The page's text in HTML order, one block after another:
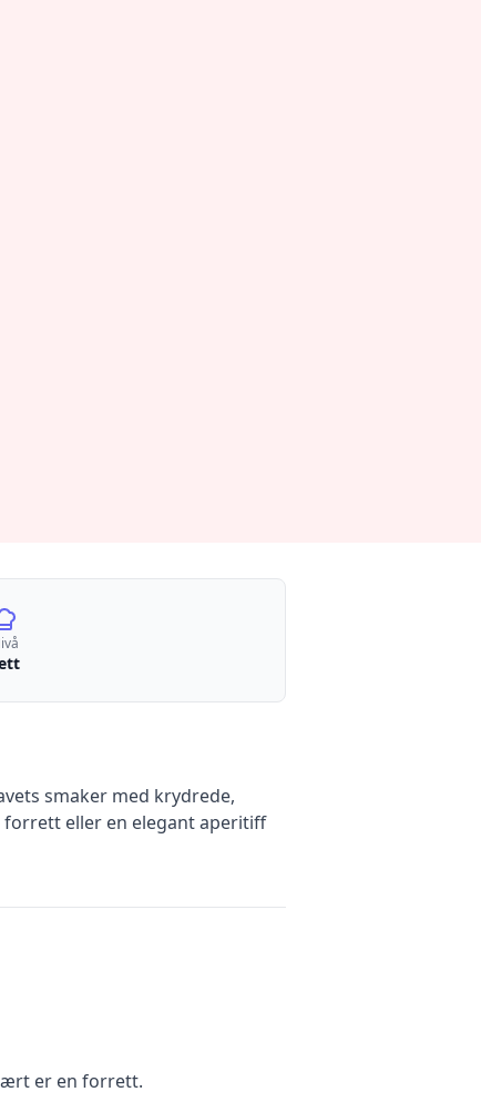
smaker med krydrede,
eller en elegant aperitiff
er en forrett.